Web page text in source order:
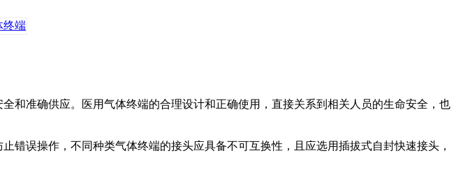
和准确供应。医用气体终端的合理设计和正确使用，直接关系到相关人员的生命安全，也
误操作，不同种类气体终端的接头应具备不可互换性，且应选用插拔式自封快速接头，